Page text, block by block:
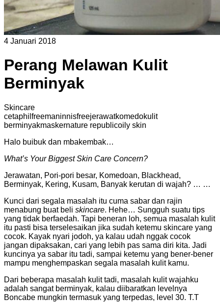
4 Januari 2018
Perang Melawan Kulit
Berminyak
Skincare
cetaphil freemaninnisfreejerawatkomedokulit
berminyakmaskernature republicoily skin
Halo buibuk dan mbakembak…
What’s Your Biggest Skin Care Concern?
Jerawatan, Pori-pori besar, Komedoan, Blackhead,
Berminyak, Kering, Kusam, Banyak kerutan di wajah? … …
Kunci dari segala masalah itu cuma sabar dan rajin
menabung buat beli skincare. Hehe… Sungguh suatu tips
yang tidak berfaedah. Tapi beneran loh, semua masalah kulit
itu pasti bisa terselesaikan jika sudah ketemu skincare yang
cocok. Kayak nyari jodoh, ya kalau udah nggak cocok
jangan dipaksakan, cari yang lebih pas sama diri kita. Jadi
kuncinya ya sabar itu tadi, sampai ketemu yang bener-bener
mampu menghempaskan segala masalah kulit kamu.
Dari beberapa masalah kulit tadi, masalah kulit wajahku
adalah sangat berminyak, kalau diibaratkan levelnya
Boncabe mungkin termasuk yang terpedas, level 30. T.T